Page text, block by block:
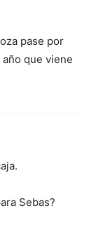
pase por
que viene
Sebas?